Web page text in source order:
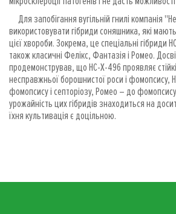
Для запобігання вугільній гнилі компанія
використовувати гібриди соняшника, які
цієї хвороби. Зокрема, це спеціальні гібриди
також класичні Фелікс, Фантазія і Ромео.
продемонстрував, що НС-Х-496 проявляє
несправжньої борошнистої роси і
фомопсису і септоріозу, Ромео – до
урожайність цих гібридів знаходиться на
їхня культивація є доцільною.